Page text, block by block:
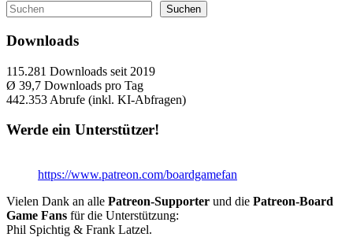
Suchen Suchen
Downloads
115.281 Downloads seit 2019
Ø 39,7 Downloads pro Tag
442.353 Abrufe (inkl. KI-Abfragen)
Werde ein Unterstützer!
https://www.patreon.com/boardgamefan
Vielen Dank an alle Patreon-Supporter und die Patreon-Board
Game Fans für die Unterstützung:
Phil Spichtig & Frank Latzel.